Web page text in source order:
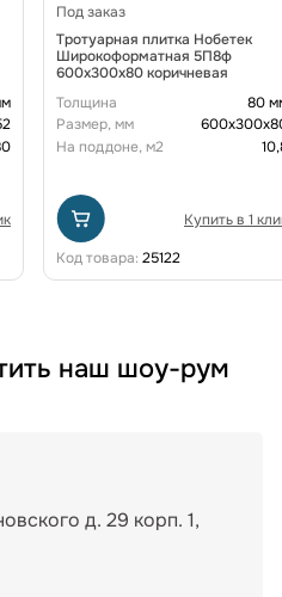
Под заказ
Тротуарная плитка Нобетек
Широкоформатная 5П8ф
600x300x80 коричневая
Толщина
80
Размер, мм
На поддоне, м2
Купить в 1
Код товара: 25122
наш шоу-рум
д. 29 корп. 1,